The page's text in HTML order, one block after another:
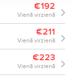
€192
Vienā virzienā
€211
Vienā virzienā
€223
Vienā virzienā